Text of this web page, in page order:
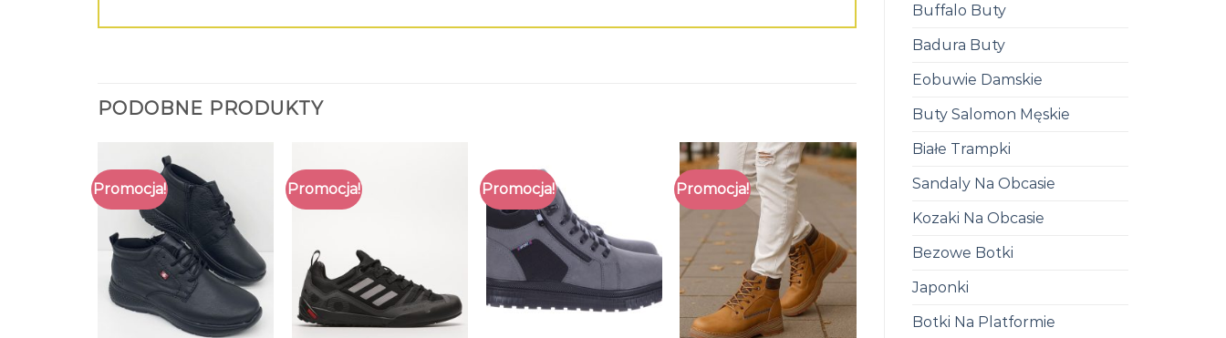
Buffalo Buty
Badura Buty
Eobuwie Damskie
Buty Salomon Męskie
Białe Trampki
Sandaly Na Obcasie
Kozaki Na Obcasie
Bezowe Botki
Japonki
Botki Na Platformie
PODOBNE PRODUKTY
Promocja! Promocja! Promocja! Promocja!